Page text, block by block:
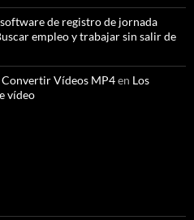
de registro de jornada
empleo y trabajar sin salir de
Vídeos MP4en Los
vídeo